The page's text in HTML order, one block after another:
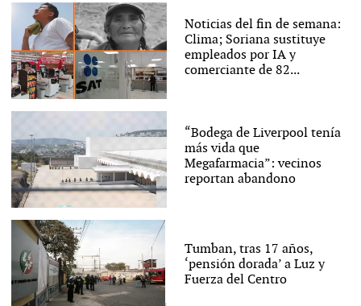
Noticias del fin de semana:
Clima; Soriana sustituye
empleados por IA y
comerciante de 82...
“Bodega de Liverpool tenía
más vida que
Megafarmacia”: vecinos
reportan abandono
Tumban, tras 17 años,
‘pensión dorada’ a Luz y
Fuerza del Centro